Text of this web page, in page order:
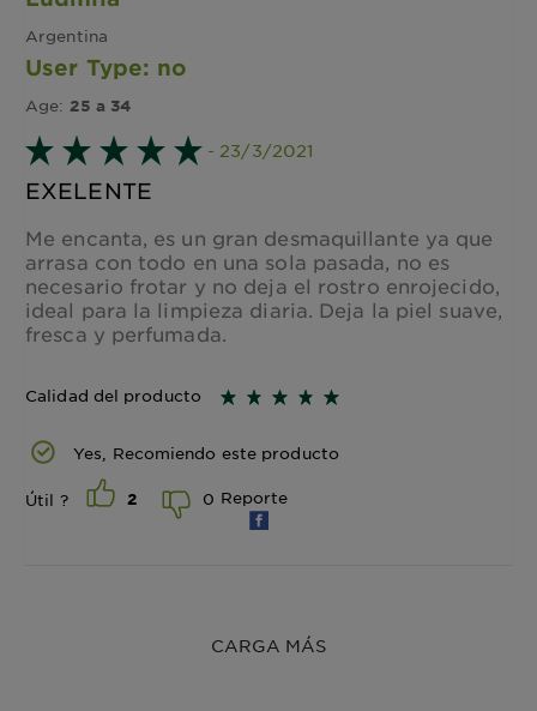
Argentina
User Type: no
Age: 25 a 34
- 23/3/2021
EXELENTE
Me encanta, es un gran desmaquillante ya que
arrasa con todo en una sola pasada, no es
necesario frotar y no deja el rostro enrojecido,
ideal para la limpieza diaria. Deja la piel suave,
fresca y perfumada.
Calidad del producto
Yes, Recomiendo este producto
Útil ? 2 0 Reporte
CARGA MÁS